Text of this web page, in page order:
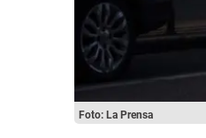
Foto: La Prensa